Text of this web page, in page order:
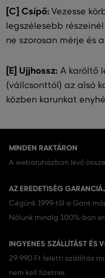
[C] Csípő: Vezesse
legszélesebb
ne szorosan mérje és
[E] Ujjhossz: A karöltő
(vállcsonttól) az alsó
közben karunkat
MINDEN RAKTÁRON
A webáruházban lévő
AZ EREDETISÉG
Cégünk 1999-től a Gant
Nálunk mindig 100%-ban
INGYENES SZÁLLÍTÁST ÉS
29 990 Ft feletti szállítás
nem kell fizetnie.